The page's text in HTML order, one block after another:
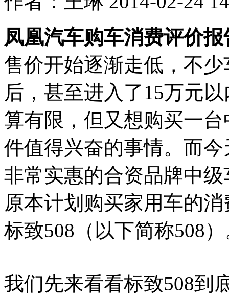
凤凰汽车购车消费评价报
售价开始逐渐走低，不
后，甚至进入了15万元
算有限，但又想购买一
件值得兴奋的事情。而
非常实惠的合资品牌中
原本计划购买家用车的
标致508（以下简称508
我们先来看看标致508到